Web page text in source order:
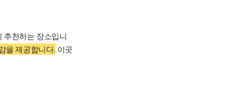
추천하는 장소입니
을 제공합니다. 이곳